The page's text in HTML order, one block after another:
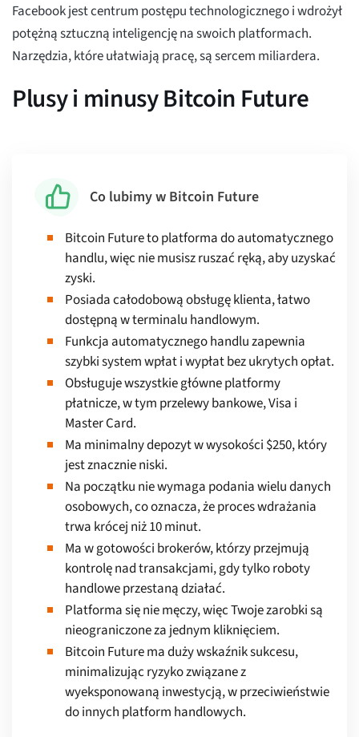
Facebook jest centrum postępu technologicznego i wdrożył
potężną sztuczną inteligencję na swoich platformach.
Narzędzia, które ułatwiają pracę, są sercem miliardera.
Plusy i minusy Bitcoin Future
Co lubimy w Bitcoin Future
Bitcoin Future to platforma do automatycznego
handlu, więc nie musisz ruszać ręką, aby uzyskać
zyski.
Posiada całodobową obsługę klienta, łatwo
dostępną w terminalu handlowym.
Funkcja automatycznego handlu zapewnia
szybki system wpłat i wypłat bez ukrytych opłat.
Obsługuje wszystkie główne platformy
płatnicze, w tym przelewy bankowe, Visa i
Master Card.
Ma minimalny depozyt w wysokości $250, który
jest znacznie niski.
Na początku nie wymaga podania wielu danych
osobowych, co oznacza, że proces wdrażania
trwa krócej niż 10 minut.
Ma w gotowości brokerów, którzy przejmują
kontrolę nad transakcjami, gdy tylko roboty
handlowe przestaną działać.
Platforma się nie męczy, więc Twoje zarobki są
nieograniczone za jednym kliknięciem.
Bitcoin Future ma duży wskaźnik sukcesu,
minimalizując ryzyko związane z
wyeksponowaną inwestycją, w przeciwieństwie
do innych platform handlowych.